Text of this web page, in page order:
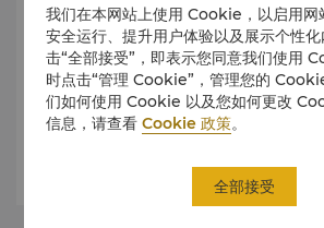
北京国贸大酒店圆满呈现“长城
1800平米户外宴会场
700位宾客齐聚一堂
60桌精美四道式西餐晚
30小时现场布置及服务
团队合作，使命必达！
我们在本网站上使用 Cookie，以启用网
安全运行、提升用户体验以及展示个性
击“全部接受”，即表示您同意我们使用
时点击“管理 Cookie”，管理您的
们如何使用 Cookie 以及您如何更改
信息，请查看Cookie 政策。
全部接受